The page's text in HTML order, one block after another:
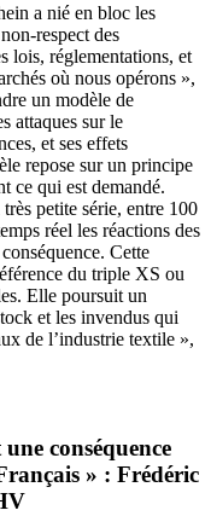
a nié en bloc les
respect des
lois, réglementations, et
où nous opérons »,
un modèle de
attaques sur le
et ses effets
repose sur un principe
ce qui est demandé.
petite série, entre 100
réel les réactions des
Cette
du triple XS ou
Elle poursuit un
et les invendus qui
de l’industrie textile »,
une conséquence
» : Frédéric